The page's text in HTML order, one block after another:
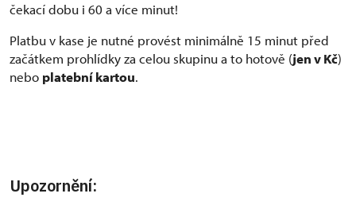
čekací dobu i 60 a více minut!
Platbu v kase je nutné provést minimálně 15 minut před
začátkem prohlídky za celou skupinu a to hotově (jen v Kč)
nebo platební kartou.
Upozornění: